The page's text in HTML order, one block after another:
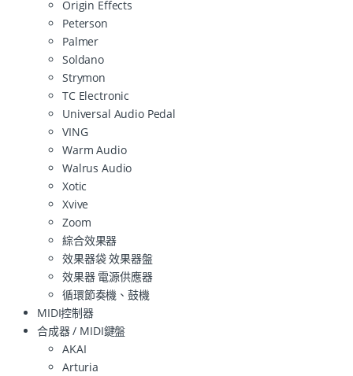
Origin Effects
Peterson
Palmer
Soldano
Strymon
TC Electronic
Universal Audio Pedal
VING
Warm Audio
Walrus Audio
Xotic
Xvive
Zoom
綜合效果器
效果器袋 效果器盤
效果器 電源供應器
循環節奏機、鼓機
MIDI控制器
合成器 / MIDI鍵盤
AKAI
Arturia